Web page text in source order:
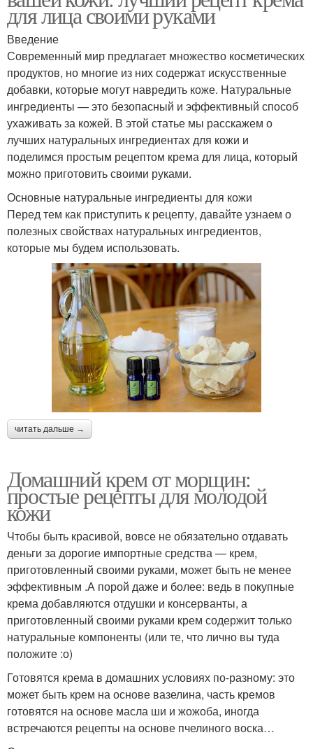
для лица своими руками
Введение
Современный мир предлагает множество косметических
продуктов, но многие из них содержат искусственные
добавки, которые могут навредить коже. Натуральные
ингредиенты — это безопасный и эффективный способ
ухаживать за кожей. В этой статье мы расскажем о
лучших натуральных ингредиентах для кожи и
поделимся простым рецептом крема для лица, который
можно приготовить своими руками.
Основные натуральные ингредиенты для кожи
Перед тем как приступить к рецепту, давайте узнаем о
полезных свойствах натуральных ингредиентов,
которые мы будем использовать.
читать дальше →
Домашний крем от морщин:
простые рецепты для молодой
кожи
Чтобы быть красивой, вовсе не обязательно отдавать
деньги за дорогие импортные средства — крем,
приготовленный своими руками, может быть не менее
эффективным .А порой даже и более: ведь в покупные
крема добавляются отдушки и консерванты, а
приготовленный своими руками крем содержит только
натуральные компоненты (или те, что лично вы туда
положите :о)
Готовятся крема в домашних условиях по-разному: это
может быть крем на основе вазелина, часть кремов
готовятся на основе масла ши и жожоба, иногда
встречаются рецепты на основе пчелиного воска…